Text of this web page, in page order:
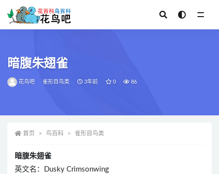
暗腹朱翅雀
花鸟吧 雀形目鸟类 3年前 0 86
首页 鸟百科 雀形目鸟类
暗腹朱翅雀
英文名：Dusky Crimsonwing